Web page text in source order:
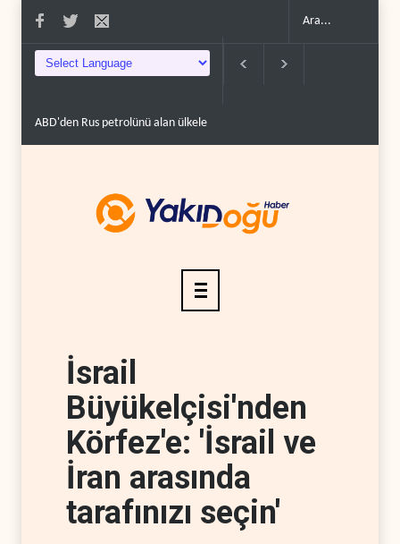
100'e varan g�.. Demokratlar Trump için azil süreci yerine
İsrail
Büyükelçisi'nden
Körfez'e: 'İsrail ve
İran arasında
tarafınızı seçin'